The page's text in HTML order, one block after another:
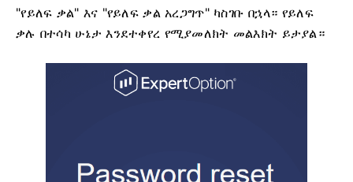
"የይለፍ ቃል" እና "የይለፍ ቃል አረጋግጥ" ካስገቡ በኋላ። የይለፍ
ቃሉ በተሳካ ሁኔታ እንደተቀየረ የሚያመለክት መልእክት ይታያል።